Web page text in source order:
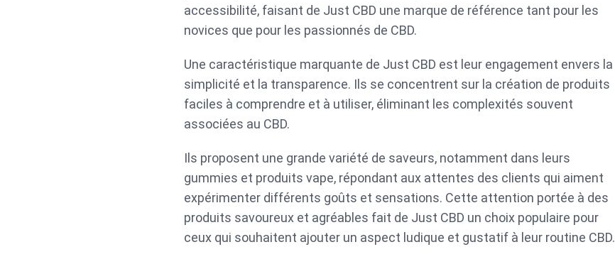
accessibilité, faisant de Just CBD une marque de référence tant pour les
novices que pour les passionnés de CBD.
Une caractéristique marquante de Just CBD est leur engagement envers la
simplicité et la transparence. Ils se concentrent sur la création de produits
faciles à comprendre et à utiliser, éliminant les complexités souvent
associées au CBD.
Ils proposent une grande variété de saveurs, notamment dans leurs
gummies et produits vape, répondant aux attentes des clients qui aiment
expérimenter différents goûts et sensations. Cette attention portée à des
produits savoureux et agréables fait de Just CBD un choix populaire pour
ceux qui souhaitent ajouter un aspect ludique et gustatif à leur routine CBD.